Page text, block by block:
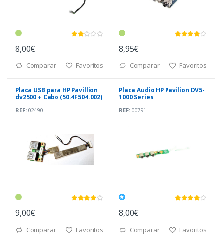
8,00€
Comparar Favoritos
8,95€
Comparar Favoritos
Placa USB para HP Pavillion
dv2500 + Cabo (50.4F504.002)
REF:02490
9,00€
Comparar Favoritos
Placa Audio HP Pavilion DV5-
1000 Series
REF:00791
8,00€
Comparar Favoritos